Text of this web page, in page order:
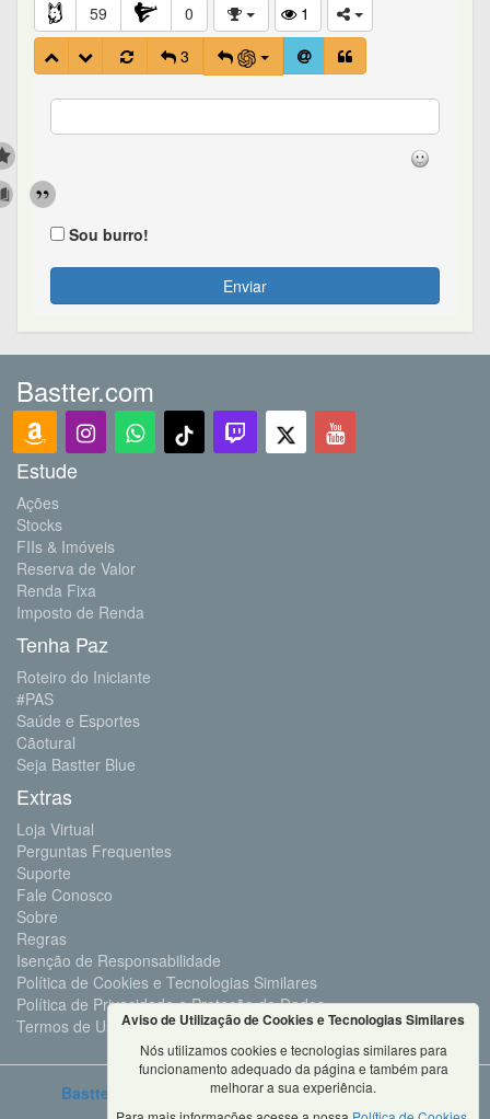
59 0
1
3
Sou burro!
Enviar
Bastter.com
Estude
Ações
Stocks
FIIs & Imóveis
Reserva de Valor
Renda Fixa
Imposto de Renda
Tenha Paz
Roteiro do Iniciante
#PAS
Saúde e Esportes
Cãotural
Seja Bastter Blue
Extras
Loja Virtual
Perguntas Frequentes
Suporte
Fale Conosco
Sobre
Regras
Isenção de Responsabilidade
Política de Cookies e Tecnologias Similares
Política de Privacidade e Proteção de Dados
Termos de Uso
Bastter.com 2001 ©Todos os Direitos Reservados
Aviso de Utilização de Cookies e Tecnologias Similares
Nós utilizamos cookies e tecnologias similares para
funcionamento adequado da página e também para
melhorar a sua experiência.